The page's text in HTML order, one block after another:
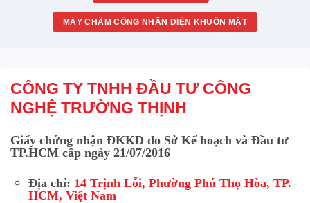
MÁY CHẤM CÔNG NHẬN DIỆN KHUÔN MẶT
CÔNG TY TNHH ĐẦU TƯ CÔNG
NGHỆ TRƯỜNG THỊNH
Giấy chứng nhận ĐKKD do Sở Kế hoạch và Đầu tư
TP.HCM cấp ngày 21/07/2016
Địa chỉ: 14 Trịnh Lỗi, Phường Phú Thọ Hòa, TP.
HCM, Việt Nam